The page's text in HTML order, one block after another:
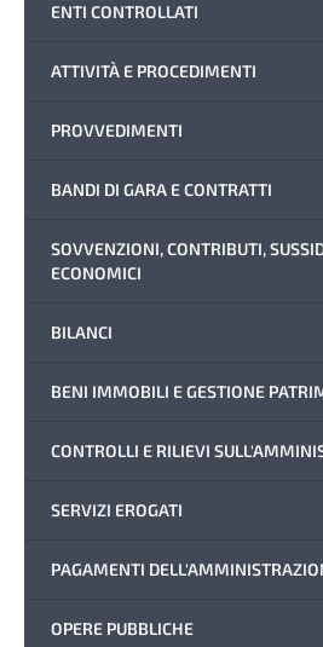
ENTI CONTROLLATI
ATTIVITÀ E PROCEDIMENTI
PROVVEDIMENTI
BANDI DI GARA E CONTRATTI
SOVVENZIONI, CONTRIBUTI,
ECONOMICI
BILANCI
BENI IMMOBILI E GESTIONE
CONTROLLI E RILIEVI
SERVIZI EROGATI
PAGAMENTI
OPERE PUBBLICHE